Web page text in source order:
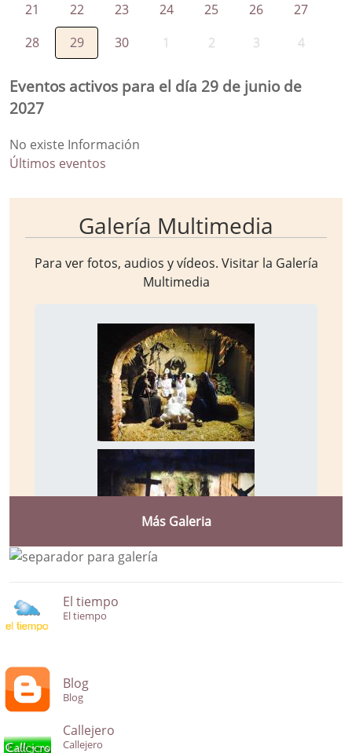
21 22 23 24 25 26
27
28
29 30 1 2 3 4
Eventos activos para el día 29 de junio de
2027
No existe Información
Últimos eventos
Galería Multimedia
Para ver fotos, audios y vídeos. Visitar la Galería
Multimedia
Más Galeria
El tiempo
El tiempo
Blog
Blog
Callejero
Callejero